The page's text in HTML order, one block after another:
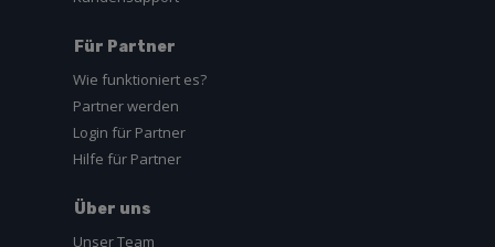
Für Partner
Wie funktioniert es?
Partner werden
Login für Partner
Hilfe für Partner
Über uns
Unser Team